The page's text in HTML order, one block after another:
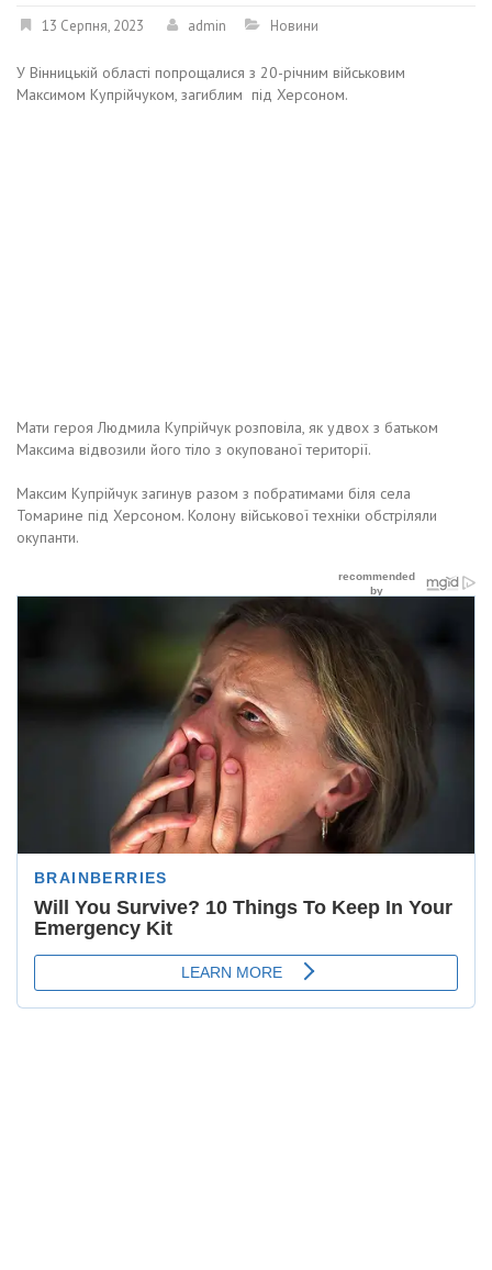
13 Серпня, 2023 admin Новини
У Вінницькій області попрощалися з 20-річним військовим
Максимом Купрійчуком, загиблим під Херсоном.
Мати героя Людмила Купрійчук розповіла, як удвох з батьком
Максима відвозили його тіло з окупованої території.
Максим Купрійчук загинув разом з побратимами біля села
Томарине під Херсоном. Колону військової техніки обстріляли
окупанти.